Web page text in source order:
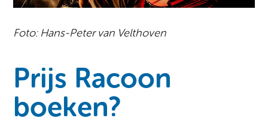
Foto: Hans-Peter van Velthoven
Prijs Racoon
boeken?